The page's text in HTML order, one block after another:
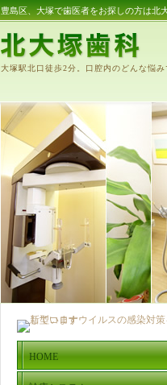
豊島区、大塚で歯医者をお探しの方は北
大塚駅北口徒歩2分。口腔内のどんな悩み
HOME